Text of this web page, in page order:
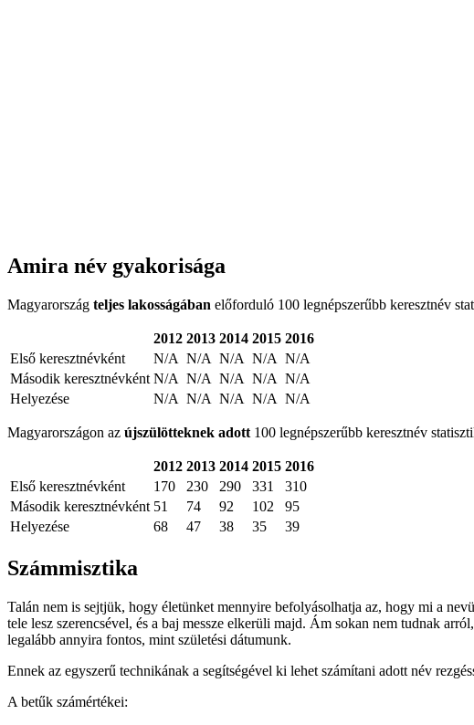
Amira név gyakorisága
Magyarország teljes lakosságában előforduló 100 legnépszerűbb keresztnév
2012 2013 2014 2015 2016
Első keresztnévként
N/A N/A N/A N/A N/A
Második keresztnévként N/A N/A N/A N/A N/A
Helyezése
N/A N/A N/A N/A N/A
Magyarországon az újszülötteknek adott 100 legnépszerűbb keresztnév
2012 2013 2014 2015 2016
Első keresztnévként
170 230 290 331
310
Második keresztnévként 51 74 92 102
95
Helyezése
68 47 38 35 39
Számmisztika
Talán nem is sejtjük, hogy életünket mennyire befolyásolhatja az, hogy mi a
tele lesz szerencsével, és a baj messze elkerüli majd. Ám sokan nem tudnak
legalább annyira fontos, mint születési dátumunk.
Ennek az egyszerű technikának a segítségével ki lehet számítani adott név
A betűk számértékei: